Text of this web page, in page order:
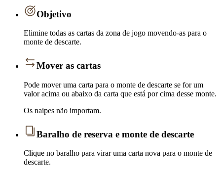
Objetivo
Elimine todas as cartas da zona de jogo movendo-as para o
monte de descarte.
Mover as cartas
Pode mover uma carta para o monte de descarte se for um
valor acima ou abaixo da carta que está por cima desse monte.
Os naipes não importam.
Baralho de reserva e monte de descarte
Clique no baralho para virar uma carta nova para o monte de
descarte.